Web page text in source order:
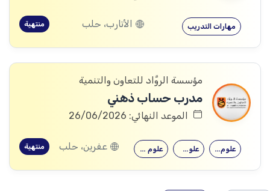
مهارات التدريب الأتارب، حلب منتهية
مؤسسة الروَّاد للتعاون والتنمية
مدرب حساب ذهني
الموعد النهائي: 26/06/2026
علوم الرياضيات علوم الفيزياء علوم الكيمياء عفرين، حلب منتهية